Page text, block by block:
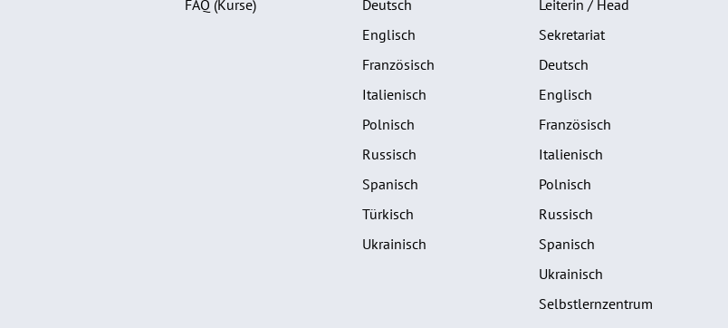
FAQ (Kurse)
Deutsch
Englisch
Französisch
Italienisch
Polnisch
Russisch
Spanisch
Türkisch
Ukrainisch
Leiterin / Head
Sekretariat
Deutsch
Englisch
Französisch
Italienisch
Polnisch
Russisch
Spanisch
Ukrainisch
Selbstlernzentrum